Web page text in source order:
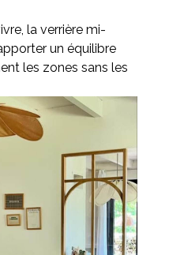
la verrière mi-
un équilibre
les zones sans les